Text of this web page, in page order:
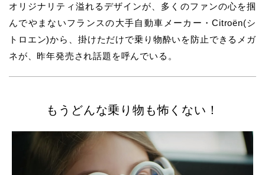
オリジナリティ溢れるデザインが、多くのファンの心を掴
んでやまないフランスの大手自動車メーカー・Citroën(シ
トロエン)から、掛けただけで乗り物酔いを防止できるメガ
ネが、昨年発売され話題を呼んでいる。
もうどんな乗り物も怖くない！